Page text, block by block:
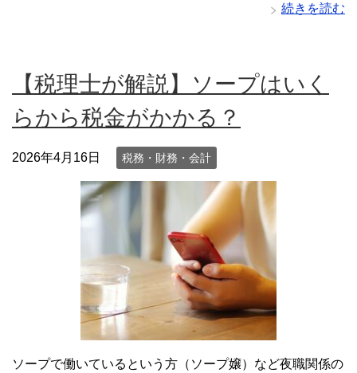
続きを読む
【税理士が解説】ソープはいく
らから税金がかかる？
2026年4月16日 税務・財務・会計
ソープで働いているという方（ソープ嬢）など夜職関係の